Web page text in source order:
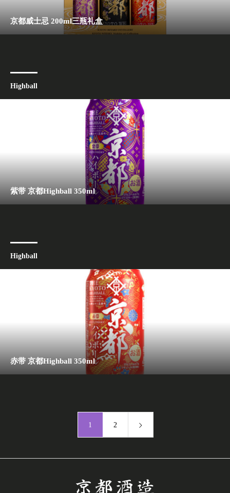
京都威士忌 200ml三瓶礼盒
Highball
紫带 京都Highball 350ml
Highball
赤带 京都Highball 350ml
1 2